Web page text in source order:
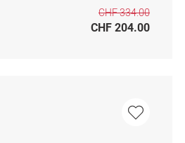
CHF 334.00
CHF 204.00